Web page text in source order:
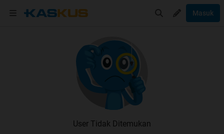
Masuk
User Tidak Ditemukan